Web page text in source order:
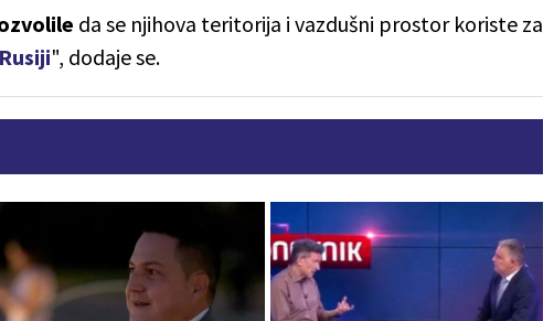
da se njihova teritorija i vazdušni prostor koriste za
Rusiji", dodaje se.